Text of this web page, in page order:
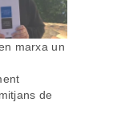
marxa un
de